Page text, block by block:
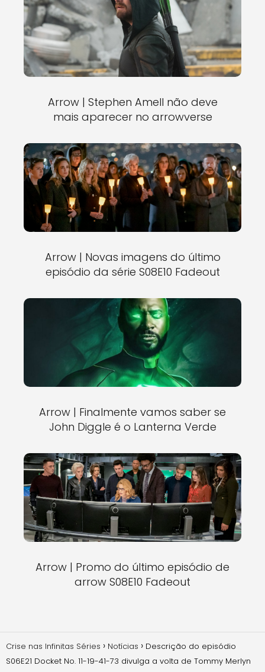
Arrow | Stephen Amell não deve
mais aparecer no arrowverse
Arrow | Novas imagens do último
episódio da série S08E10 Fadeout
Arrow | Finalmente vamos saber se
John Diggle é o Lanterna Verde
Arrow | Promo do último episódio de
arrow S08E10 Fadeout
Crise nas Infinitas Séries Notícias
Descrição do episódio
S06E21 Docket No. 11-19-41-73 divulga a volta de Tommy Merlyn